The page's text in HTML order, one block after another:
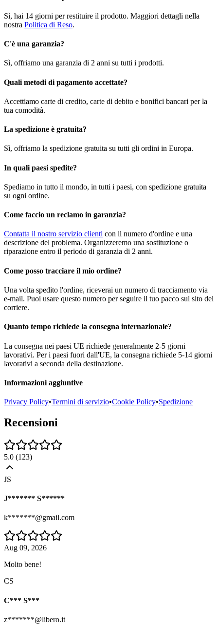
Sì, hai 14 giorni per restituire il prodotto. Maggiori dettagli nella
nostra Politica di Reso.
C'è una garanzia?
Sì, offriamo una garanzia di 2 anni su tutti i prodotti.
Quali metodi di pagamento accettate?
Accettiamo carte di credito, carte di debito e bonifici bancari per la
tua comodità.
La spedizione è gratuita?
Sì, offriamo la spedizione gratuita su tutti gli ordini in Europa.
In quali paesi spedite?
Spediamo in tutto il mondo, in tutti i paesi, con spedizione gratuita
su ogni ordine.
Come faccio un reclamo in garanzia?
Contatta il nostro servizio clienti con il numero d'ordine e una
descrizione del problema. Organizzeremo una sostituzione o
riparazione entro il periodo di garanzia di 2 anni.
Come posso tracciare il mio ordine?
Una volta spedito l'ordine, riceverai un numero di tracciamento via
e-mail. Puoi usare questo numero per seguire il tuo pacco sul sito del
corriere.
Quanto tempo richiede la consegna internazionale?
La consegna nei paesi UE richiede generalmente 2-5 giorni
lavorativi. Per i paesi fuori dall'UE, la consegna richiede 5-14 giorni
lavorativi a seconda della destinazione.
Informazioni aggiuntive
Privacy Policy•Termini di servizio•Cookie Policy•Spedizione
Recensioni
5.0 (123)
JS
J******* S******
k*******@gmail.com
Aug 09, 2026
Molto bene!
CS
C*** S***
z*******@libero.it